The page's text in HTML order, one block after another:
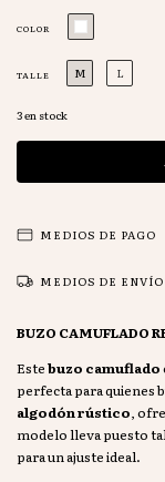
COLOR
TALLE M L
3en stock
MEDIOS DE PAGO
MEDIOS DE ENVÍO
BUZO CAMUFLADO
Estebuzo camuflado
perfecta para quienes
algodón rústico,
modelo lleva puesto
para un ajuste ideal.